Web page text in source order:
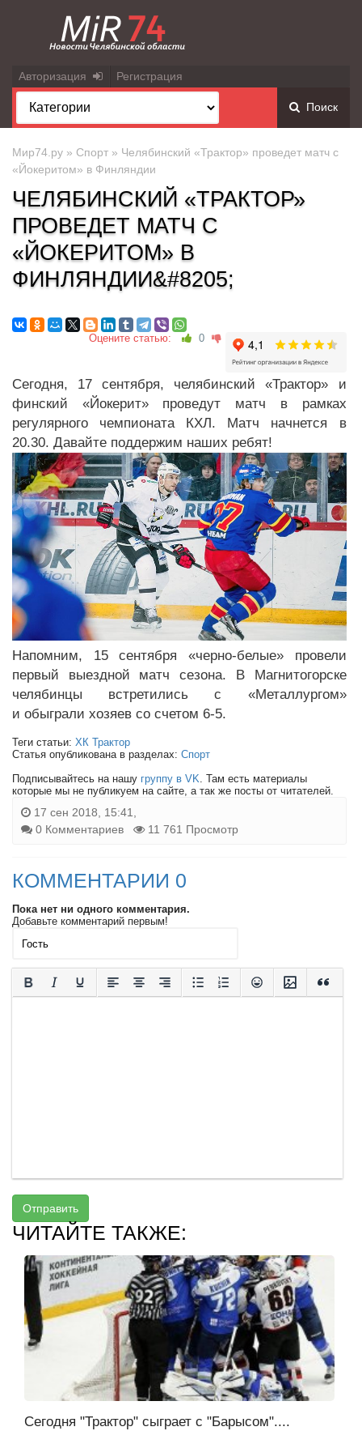
Авторизация Регистрация
Поиск
Мир74.ру » Спорт » Челябинский «Трактор» проведет матч с
«Йокеритом» в Финляндии‍
ЧЕЛЯБИНСКИЙ «ТРАКТОР»
ПРОВЕДЕТ МАТЧ С
«ЙОКЕРИТОМ» В
ФИНЛЯНДИИ&#8205;
Оцените статью: 0
Сегодня, 17 сентября, челябинский «Трактор» и
финский «Йокерит» проведут матч в рамках
регулярного чемпионата КХЛ. Матч начнется в
20.30. Давайте поддержим наших ребят!
Напомним, 15 сентября «черно-белые» провели
первый выездной матч сезона. В Магнитогорске
челябинцы встретились с «Металлургом»
и обыграли хозяев со счетом 6-5.
Теги статьи: ХК Трактор
Статья опубликована в разделах: Спорт
Подписывайтесь на нашу группу в VK. Там есть материалы
которые мы не публикуем на сайте, а так же посты от читателей.
17 сен 2018, 15:41,
0 Комментариев
11 761 Просмотр
КОММЕНТАРИИ 0
Пока нет ни одного комментария.
Добавьте комментарий первым!
Отправить
ЧИТАЙТЕ ТАКЖЕ:
Сегодня "Трактор" сыграет с "Барысом"....